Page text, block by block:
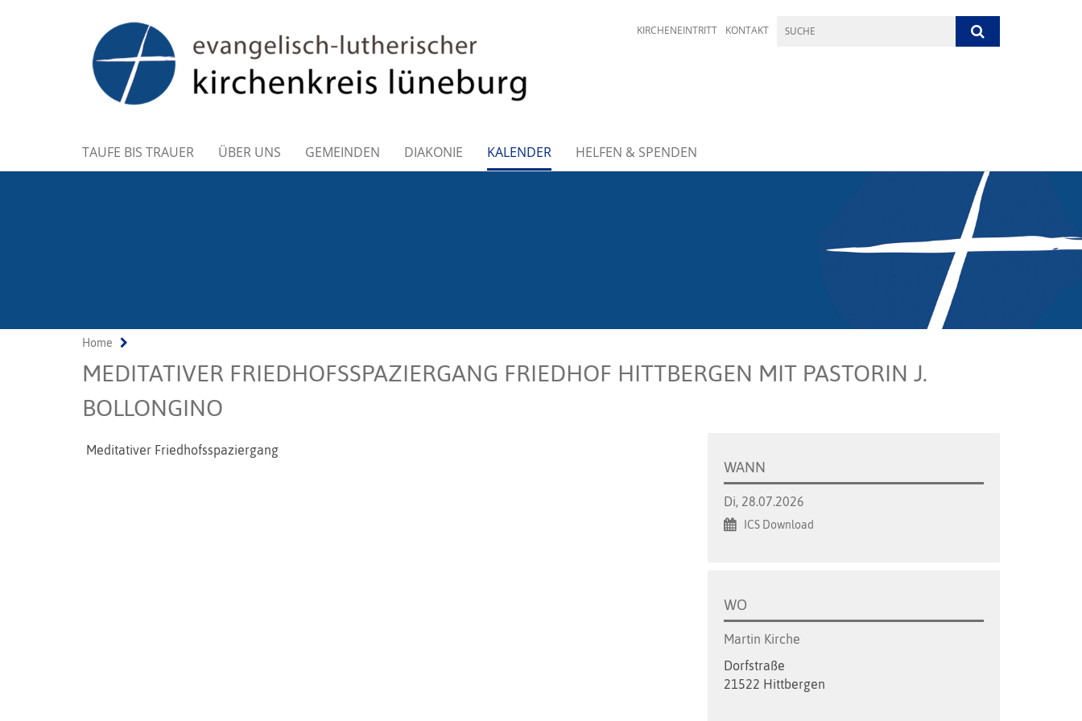
KIRCHENEINTRITT KONTAKT
TAUFE BIS TRAUER ÜBER UNS GEMEINDEN DIAKONIE KALENDER HELFEN & SPENDEN
Home
MEDITATIVER FRIEDHOFSSPAZIERGANG FRIEDHOF HITTBERGEN MIT PASTORIN J.
BOLLONGINO
Meditativer Friedhofsspaziergang
WANN
Di, 28.07.2026
ICS Download
WO
Martin Kirche
Dorfstraße
21522 Hittbergen